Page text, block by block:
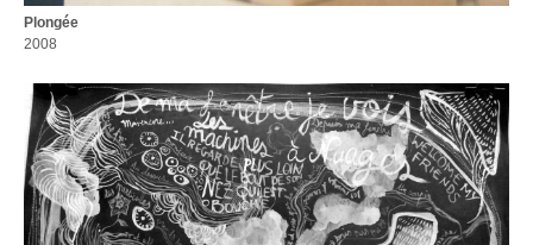
Plongée
2008